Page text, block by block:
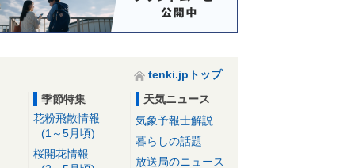
tenki.jpトップ
季節特集
花粉飛散情報
(1～5月頃)
桜開花情報
天気ニュース
気象予報士解説
暮らしの話題
放送局のニュース